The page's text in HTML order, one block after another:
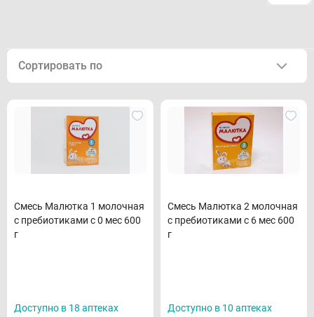
Сортировать по
Смесь Малютка 1 молочная
с пребиотиками с 0 мес 600
г
Доступно в 18 аптеках
Смесь Малютка 2 молочная
с пребиотиками с 6 мес 600
г
Доступно в 10 аптеках